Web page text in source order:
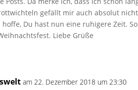
gefällt mir auch absolut
Du hast nun eine ruhigere Zeit.
Liebe Grüße
am 22. Dezember 2018 um 23:30